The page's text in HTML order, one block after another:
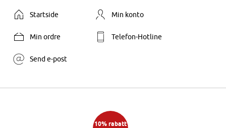
Startside Min konto
Min ordre Telefon-Hotline
Send e-post
10% rabatt